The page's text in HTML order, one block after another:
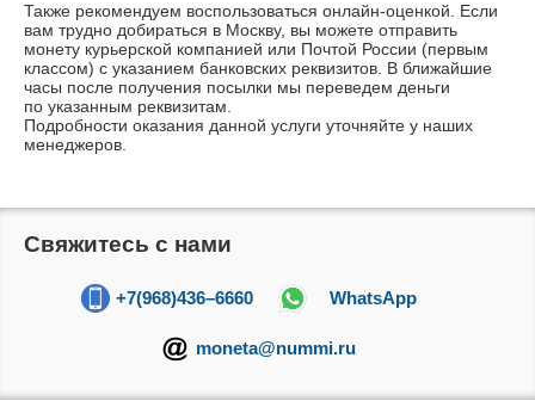
Также рекомендуем воспользоваться онлайн-оценкой . Если
вам трудно добираться в Москву, вы можете отправить
монету курьерской компанией или Почтой России (первым
классом) с указанием банковских реквизитов. В ближайшие
часы после получения посылки мы переведем деньги
по указанным реквизитам.
Подробности оказания данной услуги уточняйте у наших
менеджеров.
Свяжитесь с нами
+7(968)436–6660 WhatsApp
moneta@nummi.ru